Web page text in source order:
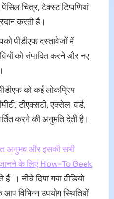
चित्र, टेक्स्ट टिप्पणियां
करती है।
पीडीएफ दस्तावेजों में
को संपादित करने और नए
को कई लोकप्रिय
टीएक्सटी, एक्सेल, वर्ड,
करने की अनुमति देती है।
अनुभव और इसकी सभी
के लिए How-To Geek
। नीचे दिया गया वीडियो
विभिन्न उपयोग स्थितियों